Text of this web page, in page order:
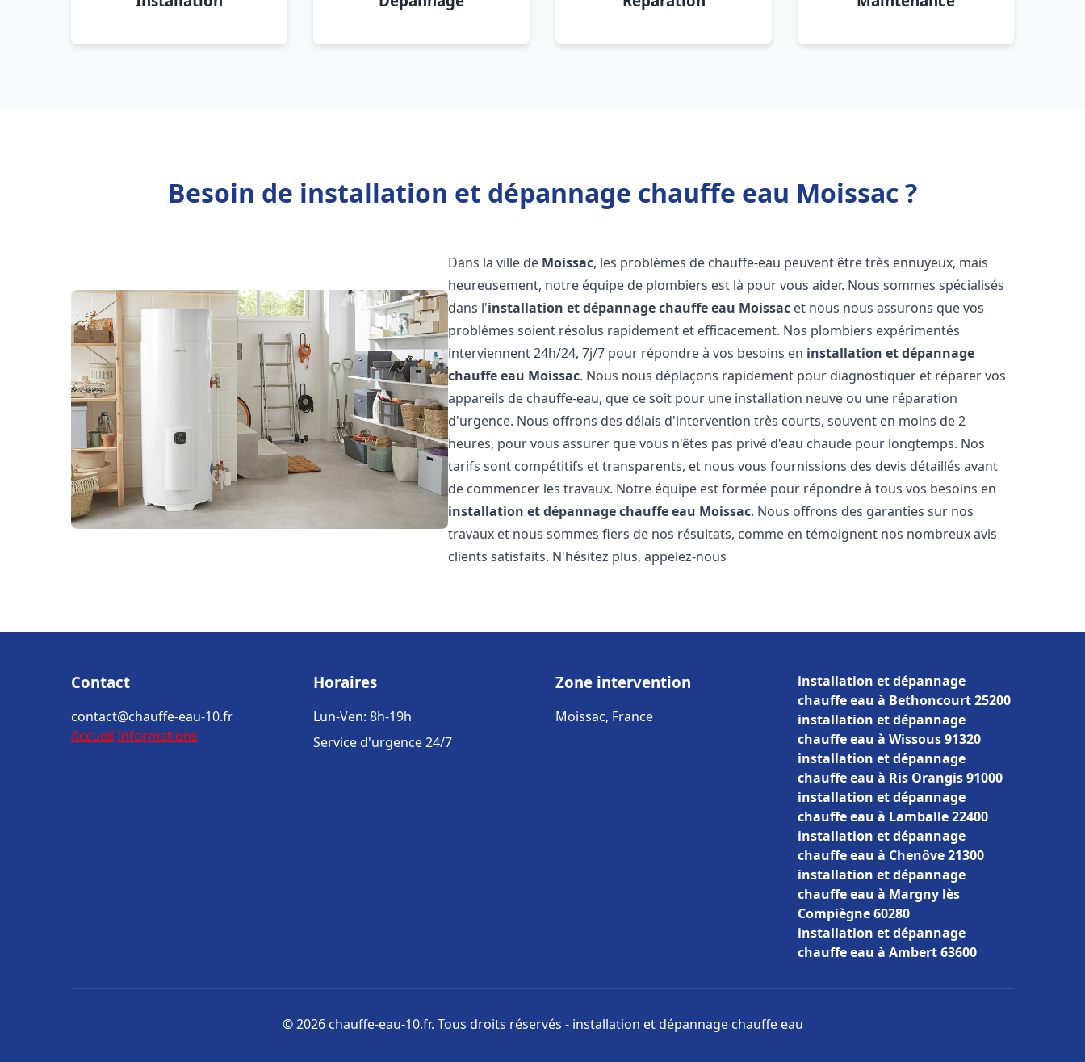
Besoin de installation et dépannage chauffe eau Moissac ?
Dans la ville de Moissac, les problèmes de chauffe-eau peuvent être très ennuyeux, mais
heureusement, notre équipe de plombiers est là pour vous aider. Nous sommes spécialisés
dans l'installation et dépannage chauffe eau Moissac et nous nous assurons que vos
problèmes soient résolus rapidement et efficacement. Nos plombiers expérimentés
interviennent 24h/24, 7j/7 pour répondre à vos besoins en installation et dépannage
chauffe eau Moissac. Nous nous déplaçons rapidement pour diagnostiquer et réparer vos
appareils de chauffe-eau, que ce soit pour une installation neuve ou une réparation
d'urgence. Nous offrons des délais d'intervention très courts, souvent en moins de 2
heures, pour vous assurer que vous n'êtes pas privé d'eau chaude pour longtemps. Nos
tarifs sont compétitifs et transparents, et nous vous fournissions des devis détaillés avant
de commencer les travaux. Notre équipe est formée pour répondre à tous vos besoins en
installation et dépannage chauffe eau Moissac. Nous offrons des garanties sur nos
travaux et nous sommes fiers de nos résultats, comme en témoignent nos nombreux avis
clients satisfaits. N'hésitez plus, appelez-nous
Contact
contact@chauffe-eau-10.fr
Accueil Informations
Horaires
Lun-Ven: 8h-19h
Service d'urgence 24/7
Zone intervention
Moissac, France
installation et dépannage
chauffe eau à Bethoncourt 25200
installation et dépannage
chauffe eau à Wissous 91320
installation et dépannage
chauffe eau à Ris Orangis 91000
installation et dépannage
chauffe eau à Lamballe 22400
installation et dépannage
chauffe eau à Chenôve 21300
installation et dépannage
chauffe eau à Margny lès
Compiègne 60280
installation et dépannage
chauffe eau à Ambert 63600
© 2026 chauffe-eau-10.fr. Tous droits réservés - installation et dépannage chauffe eau